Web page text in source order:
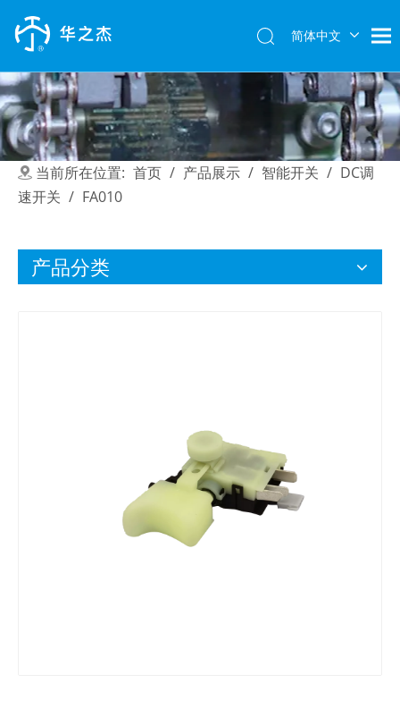
简体中文
当前所在位置: 首页 / 产品展示 / 智能开关 / DC调
速开关 / FA010
产品分类